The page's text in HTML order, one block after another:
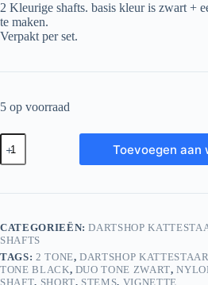
2 Kleurige shafts. basis kleur is zwart +
te maken.
Verpakt per set.
5 op voorraad
D/K
Shafts
Duo
Short
Aqua
aantal
Toevoegen aan
CATEGORIEËN:DARTSHOP
SHAFTS
TAGS: 2 TONE,DARTSHOP
TONE BLACK, DUO TONE ZWART,
SHAFT, SHORT, STEMS, VIGNETTE